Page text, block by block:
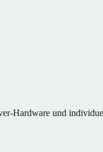
Hardware und